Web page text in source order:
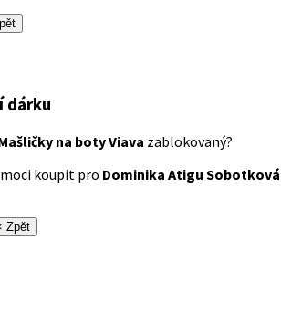
dárku
na boty Viava zablokovaný?
koupit pro Dominika Atigu Sobotková
Zpět